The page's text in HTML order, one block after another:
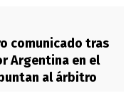
comunicado tras
Argentina en el
al árbitro